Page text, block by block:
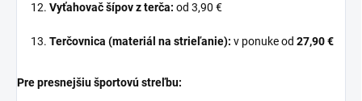
Vyťahovač šípov z terča: od 3,90 €
Terčovnica (materiál na strieľanie): v ponuke od 27,90 €
Pre presnejšiu športovú streľbu: